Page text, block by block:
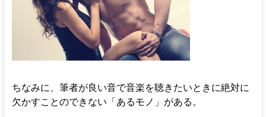
ちなみに、筆者が良い音で音楽を聴きたいときに絶対に
欠かすことのできない「あるモノ」がある。